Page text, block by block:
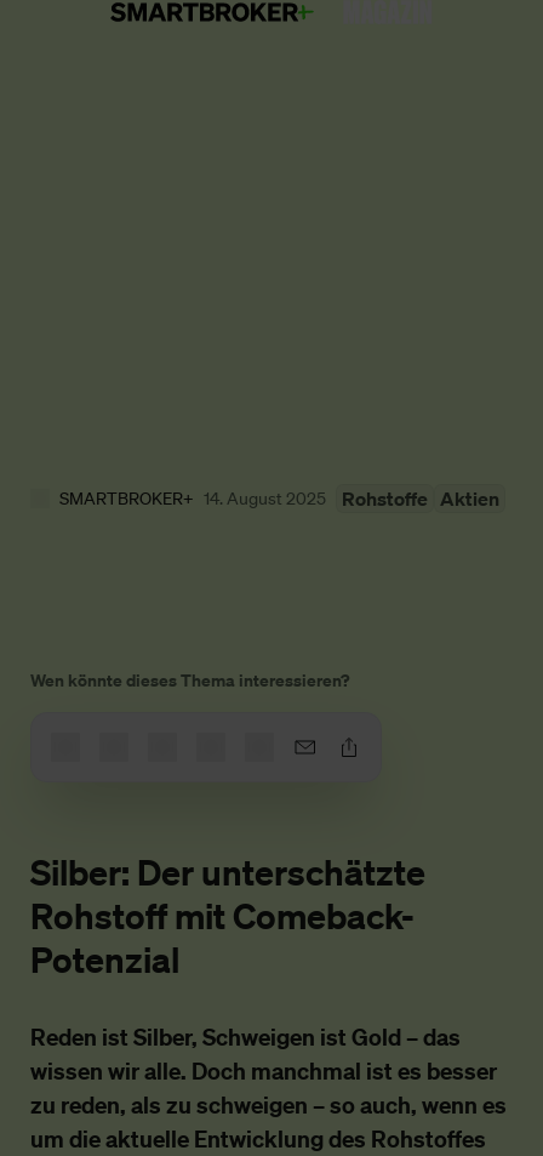
SMARTBROKER+ 14. August 2025 Rohstoffe Aktien
Wen könnte dieses Thema interessieren?
Silber: Der unterschätzte
Rohstoff mit Comeback-
Potenzial
Reden ist Silber, Schweigen ist Gold – das
wissen wir alle. Doch manchmal ist es besser
zu reden, als zu schweigen – so auch, wenn es
um die aktuelle Entwicklung des Rohstoffes